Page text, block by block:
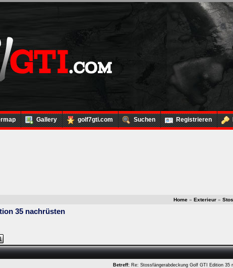
Gallery golf7gti.com Suchen Registrieren
Home » Exterieur »
35 nachrüsten
Betreff: Re: Stossfängerabdeckung Golf GTI Edition 35